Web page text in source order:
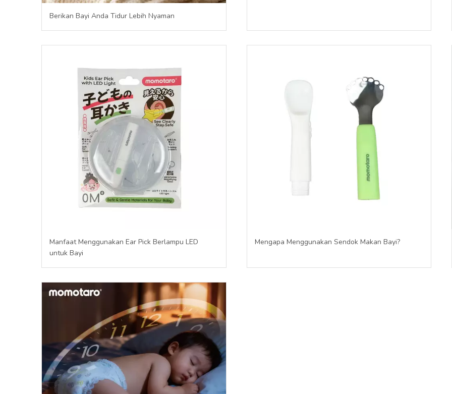
Berikan Bayi Anda Tidur Lebih Nyaman
Manfaat Menggunakan Ear Pick Berlampu LED
untuk Bayi
Mengapa Menggunakan Sendok Makan Bayi?